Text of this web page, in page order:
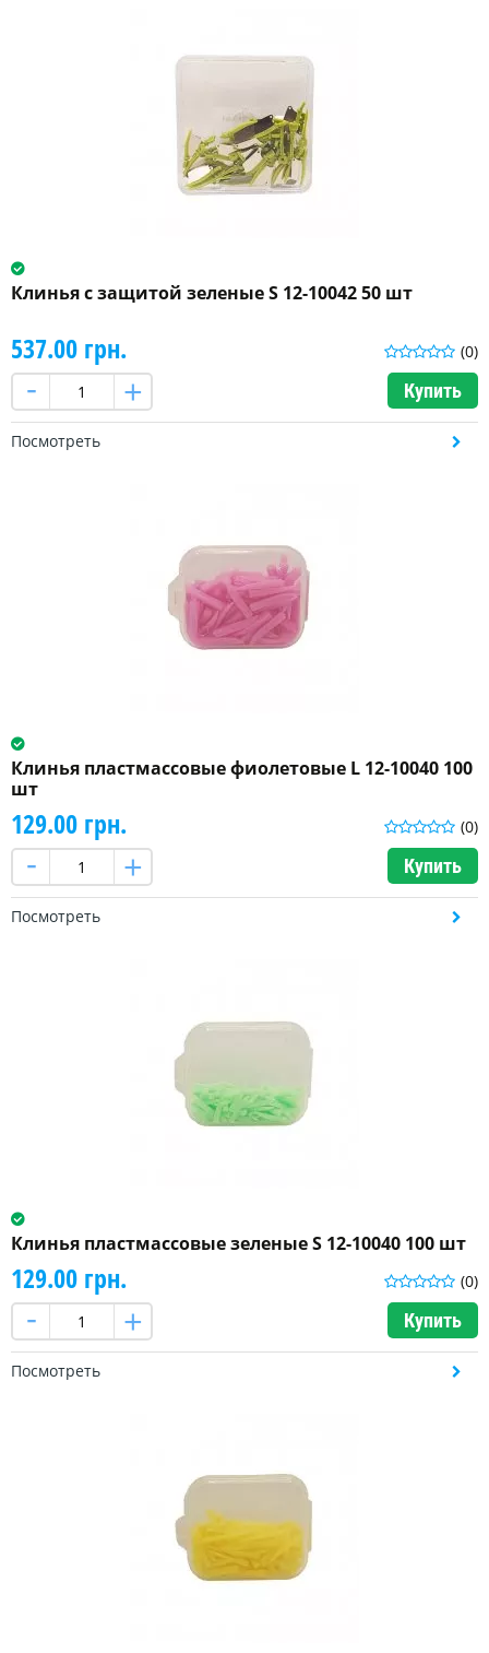
Клинья с защитой зеленые S 12-10042 50 шт
(0)
537.00 грн.
Купить
Посмотреть
Клинья пластмассовые фиолетовые L 12-10040 100
шт
(0)
129.00 грн.
Купить
Посмотреть
Клинья пластмассовые зеленые S 12-10040 100 шт
(0)
129.00 грн.
Купить
Посмотреть